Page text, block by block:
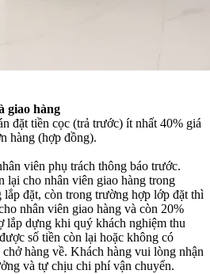
giao hàng
đặt tiền cọc (trả trước) ít nhất 40% giá
hàng (hợp đồng).
viên phụ trách thông báo trước.
lại cho nhân viên giao hàng trong
đặt, còn trong trường hợp lớp đặt thì
nhân viên giao hàng và còn 20%
lắp dựng khi quý khách nghiệm thu
số tiền còn lại hoặc không có
hàng về. Khách hàng vui lòng nhận
và tự chịu chi phí vận chuyển.